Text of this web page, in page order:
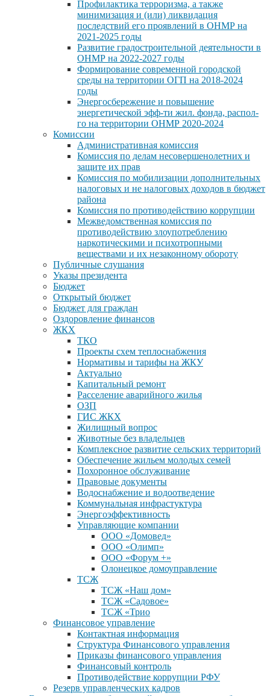
Профилактика терроризма, а также
минимизация и (или) ликвидация
последствий его проявлений в ОНМР на
2021-2025 годы
Развитие градостроительной деятельности в
ОНМР на 2022-2027 годы
Формирование современной городской
среды на территории ОГП на 2018-2024
годы
Энергосбережение и повышение
энергетической эфф-ти жил. фонда, распол-
го на территории ОНМР 2020-2024
Комиссии
Административная комиссия
Комиссия по делам несовершенолетних и
защите их прав
Комиссия по мобилизации дополнительных
налоговых и не налоговых доходов в бюджет
района
Комиссия по противодействию коррупции
Межведомственная комиссия по
противодействию злоупотреблению
наркотическими и психотропными
веществами и их незаконному обороту
Публичные слушания
Указы президента
Бюджет
Открытый бюджет
Бюджет для граждан
Оздоровление финансов
ЖКХ
ТКО
Проекты схем теплоснабжения
Нормативы и тарифы на ЖКУ
Актуально
Капитальный ремонт
Расселение аварийного жилья
ОЗП
ГИС ЖКХ
Жилищный вопрос
Животные без владельцев
Комплексное развитие сельских территорий
Обеспечение жильем молодых семей
Похоронное обслуживание
Правовые документы
Водоснабжение и водоотведение
Коммунальная инфрастуктура
Энергоэффективность
Управляющие компании
ООО «Домовед»
ООО «Олимп»
ООО «Форум +»
Олонецкое домоуправление
ТСЖ
ТСЖ «Наш дом»
ТСЖ «Садовое»
ТСЖ «Трио
Финансовое управление
Контактная информация
Структура Финансового управления
Приказы финансового управления
Финансовый контроль
Противодействие коррупции РФУ
Резерв управленческих кадров